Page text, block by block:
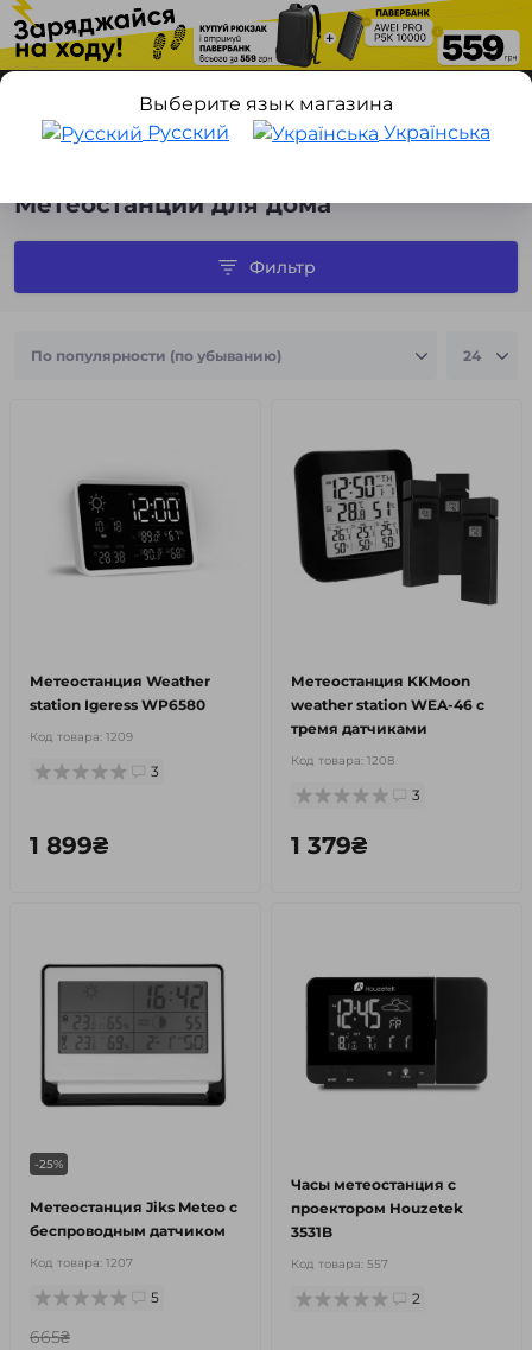
Метеостанции для дома
Выберите язык магазина
Русский
Українська
Фильтр
Метеостанция Weather
station Igeress WP6580
Код товара: 1209
3
1 899₴
Метеостанция KKMoon
weather station WEA-46 с
тремя датчиками
Код товара: 1208
3
1 379₴
-25%
Метеостанция Jiks Meteo с
беспроводным датчиком
Код товара: 1207
5
665₴
Часы метеостанция с
проектором Houzetek
3531B
Код товара: 557
2